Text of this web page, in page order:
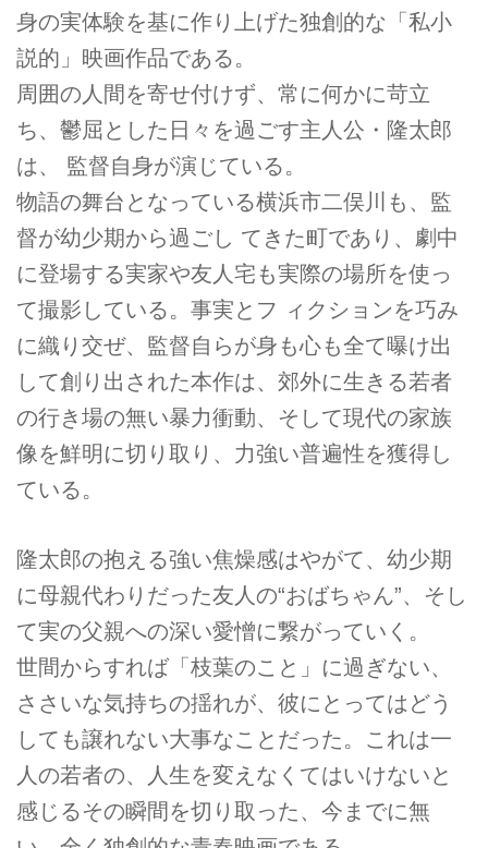
身の実体験を基に作り上げた独創的な「私小
説的」映画作品である。
周囲の人間を寄せ付けず、常に何かに苛立
ち、鬱屈とした日々を過ごす主人公・隆太郎
は、 監督自身が演じている。
物語の舞台となっている横浜市二俣川も、監
督が幼少期から過ごし てきた町であり、劇中
に登場する実家や友人宅も実際の場所を使っ
て撮影している。事実とフ ィクションを巧み
に織り交ぜ、監督自らが身も心も全て曝け出
して創り出された本作は、郊外に生きる若者
の行き場の無い暴力衝動、そして現代の家族
像を鮮明に切り取り、力強い普遍性を獲得し
ている。
隆太郎の抱える強い焦燥感はやがて、幼少期
に母親代わりだった友人の“おばちゃん”、そし
て実の父親への深い愛憎に繋がっていく。
世間からすれば「枝葉のこと」に過ぎない、
ささいな気持ちの揺れが、彼にとってはどう
しても譲れない大事なことだった。これは一
人の若者の、人生を変えなくてはいけないと
感じるその瞬間を切り取った、今までに無